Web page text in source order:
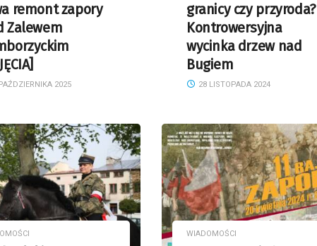
remont zapory
Zalewem
2025
granicy czy przyroda?
Kontrowersyjna
wycinka drzew nad
Bugiem
28 LISTOPADA 2024
WIADOMOŚCI